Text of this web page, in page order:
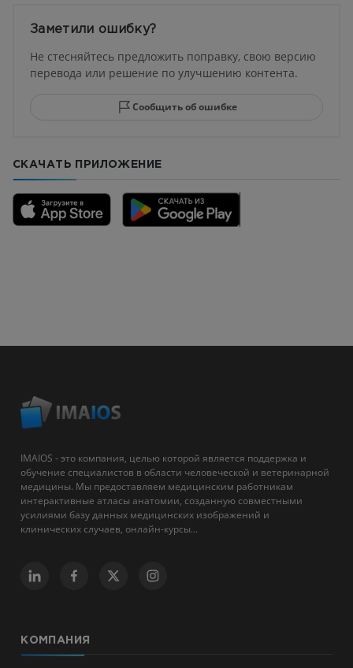
Заметили ошибку?
Не стесняйтесь предложить поправку, свою версию
перевода или решение по улучшению контента.
Сообщить об ошибке
СКАЧАТЬ ПРИЛОЖЕНИЕ
IMAIOS - это компания, целью которой является поддержка и
обучение специалистов в области человеческой и ветеринарной
медицины. Мы предоставляем медицинским работникам
интерактивные атласы анатомии, созданную совместными
усилиями базу данных медицинских изображений и
клинических случаев, онлайн-курсы...
КОМПАНИЯ